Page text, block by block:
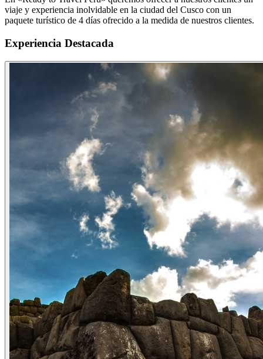
viaje y experiencia inolvidable en la ciudad del Cusco con un
paquete turístico de 4 días ofrecido a la medida de nuestros clientes.
Experiencia Destacada